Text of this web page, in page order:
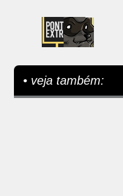
• veja também: